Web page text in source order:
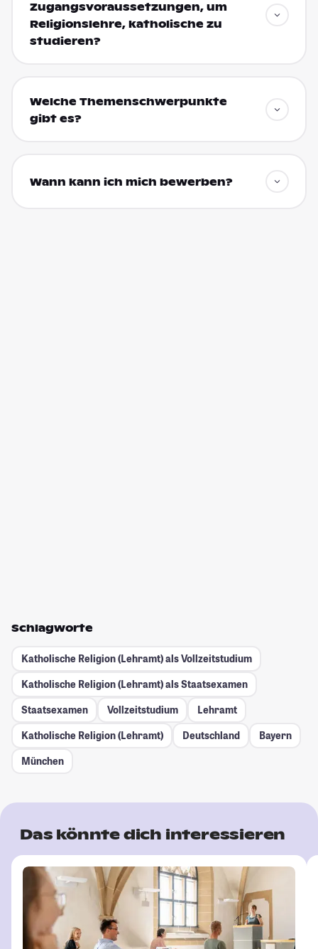
Zugangsvoraussetzungen, um
Religionslehre, katholische zu
studieren?
Welche Themenschwerpunkte
gibt es?
Wann kann ich mich bewerben?
Schlagworte
Katholische Religion (Lehramt) als Vollzeitstudium
Katholische Religion (Lehramt) als Staatsexamen
Staatsexamen
Vollzeitstudium
Lehramt
Katholische Religion (Lehramt)
Deutschland
Bayern
München
Das könnte dich interessieren